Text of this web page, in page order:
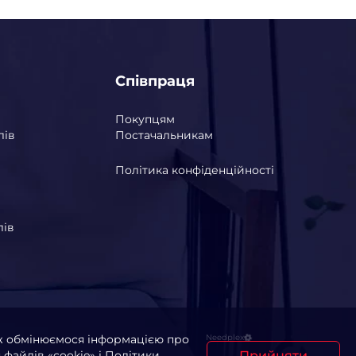
Співпраця
Покупцям
Постачальникам
Політика конфіденційності
Needplex
обмінюємося інформацією про